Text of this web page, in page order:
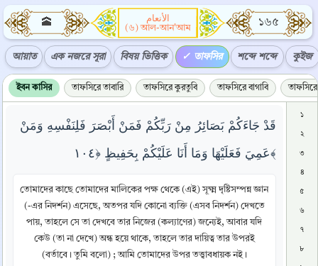
🕋
الأنعام
(৬) আল-আন'আম
১৬৫
আয়াত এক নজরে সূরা বিষয় ভিত্তিক তাফসির শব্দে শব্দে কুইজ
ইবন কাসির তাফসিরে তাবারি তাফসিরে কুরতুবি তাফসিরে বাগাবি তাফসিরে
قَدْ جَاءَكُمْ بَصَائِرُ مِنْ رَبِّكُمْ فَمَنْ أَبْصَرَ فَلِنَفْسِهِ وَمَنْ
عَمِيَ فَعَلَيْهَا وَمَا أَنَا عَلَيْكُمْ بِحَفِيظٍ ﴿١٠٤﴾
তোমাদের কাছে তোমাদের মালিকের পক্ষ থেকে (এই) সূক্ষ্ম দৃষ্টিসম্পন্ন জ্ঞান
(-এর নিদর্শন) এসেছে, অতপর যদি কোনো ব্যক্তি (এসব নিদর্শন) দেখতে
পায়, তাহলে সে তা দেখবে তার নিজের (কল্যাণের) জন্যেই, আবার যদি
কেউ (তা না দেখে) অন্ধ হয়ে থাকে, তাহলে তার দায়িত্ব তার উপরই
(বর্তাবে। তুমি বলো) ; আমি তোমাদের উপর তত্ত্বাবধায়ক নই।
১
২
৩
৪
৫
৬
৭
৮